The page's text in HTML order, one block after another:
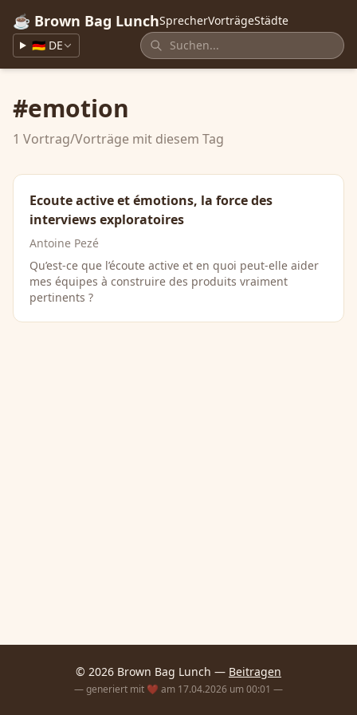
☕ Brown Bag LunchSprecherVorträgeStädte
🇩🇪 DE
#emotion
1 Vortrag/Vorträge mit diesem Tag
Ecoute active et émotions, la force des
interviews exploratoires
Antoine Pezé
Qu’est-ce que l’écoute active et en quoi peut-elle aider
mes équipes à construire des produits vraiment
pertinents ?
© 2026 Brown Bag Lunch — Beitragen
— generiert mit ❤️ am 17.04.2026 um 00:01 —